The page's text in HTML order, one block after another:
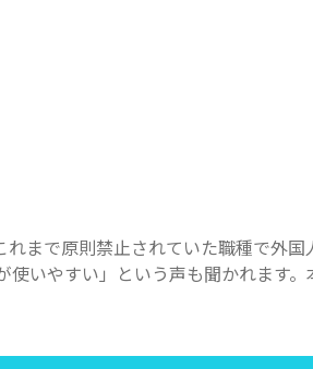
まで原則禁止されていた職種で外
いやすい」という声も聞かれます